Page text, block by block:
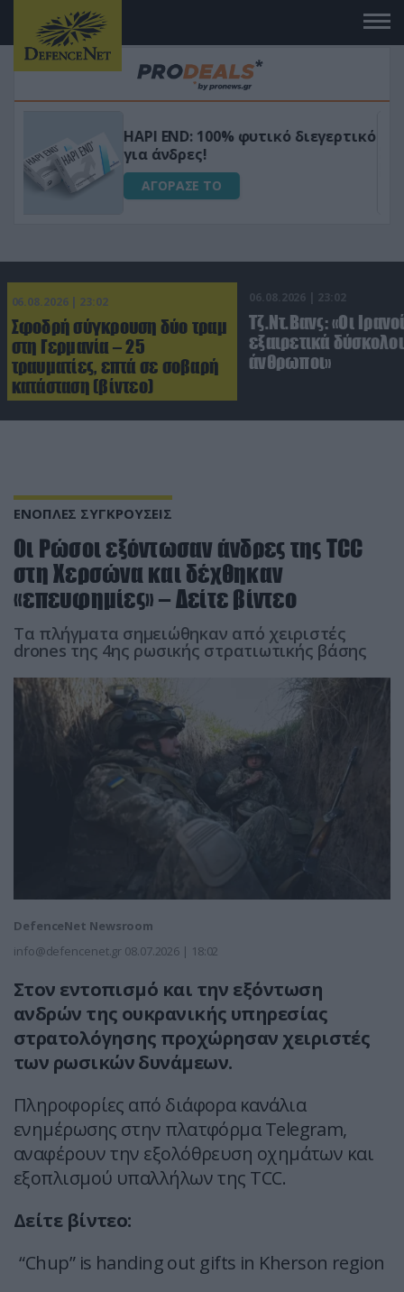
Μεταμόρφωσε τον κήπο σου με το
Ultra Box Μίνι Αλυσοπρίονο με
μπαταρία λιθίου
ΑΓΟΡΑΣΕ ΤΟ
06.08.2026 | 23:02
Σφοδρή σύγκρουση δύο τραμ
στη Γερμανία – 25
τραυματίες, επτά σε σοβαρή
κατάσταση (βίντεο)
06.08.2026 | 23:02
Τζ.Ντ.Βανς: «Οι
εξαιρετικά δύσκολοι
άνθρωποι»
ΕΝΟΠΛΕΣ ΣΥΓΚΡΟΥΣΕΙΣ
Οι Ρώσοι εξόντωσαν άνδρες της TCC
στη Χερσώνα και δέχθηκαν
«επευφημίες» – Δείτε βίντεο
Τα πλήγματα σημειώθηκαν από χειριστές
drones της 4ης ρωσικής στρατιωτικής βάσης
DefenceNet Newsroom
info@defencenet.gr 08.07.2026 | 18:02
Στον εντοπισμό και την εξόντωση
ανδρών της ουκρανικής υπηρεσίας
στρατολόγησης προχώρησαν χειριστές
των ρωσικών δυνάμεων.
Πληροφορίες από διάφορα κανάλια
ενημέρωσης στην πλατφόρμα Telegram,
αναφέρουν την εξολόθρευση οχημάτων και
εξοπλισμού υπαλλήλων της TCC.
Δείτε βίντεο:
“Chup” is handing out gifts in Kherson region